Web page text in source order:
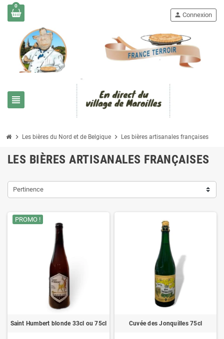
0
view_headline
person Connexion
chevron_right Les bières du Nord et de Belgique chevron_right Les bières artisanales françaises
LES BIÈRES ARTISANALES FRANÇAISES
Pertinence
PROMO !
Saint Humbert blonde 33cl ou 75cl Cuvée des Jonquilles 75cl